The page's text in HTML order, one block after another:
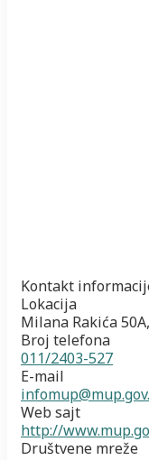
Kontakt
Lokacija
Milana Rakića
Broj telefona
011/2403-527
E-mail
Web sajt
http://
Društvene mreže